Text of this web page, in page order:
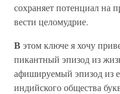
сохраняет потенциал на
вести целомудрие.
Вэтом ключе я хочу
пикантный эпизод из
афишируемый эпизод из
индийского общества